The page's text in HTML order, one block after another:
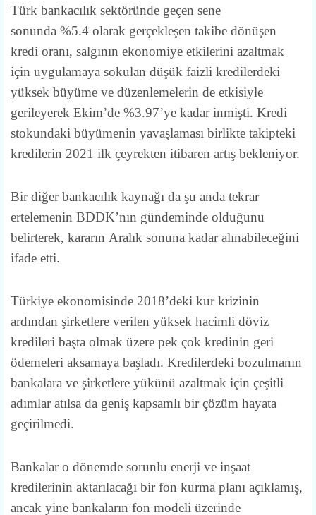
Türk bankacılık sektöründe geçen sene
sonunda %5.4 olarak gerçekleşen takibe dönüşen
kredi oranı, salgının ekonomiye etkilerini azaltmak
için uygulamaya sokulan düşük faizli kredilerdeki
yüksek büyüme ve düzenlemelerin de etkisiyle
gerileyerek Ekim’de %3.97’ye kadar inmişti. Kredi
stokundaki büyümenin yavaşlaması birlikte takipteki
kredilerin 2021 ilk çeyrekten itibaren artış bekleniyor.
Bir diğer bankacılık kaynağı da şu anda tekrar
ertelemenin BDDK’nın gündeminde olduğunu
belirterek, kararın Aralık sonuna kadar alınabileceğini
ifade etti.
Türkiye ekonomisinde 2018’deki kur krizinin
ardından şirketlere verilen yüksek hacimli döviz
kredileri başta olmak üzere pek çok kredinin geri
ödemeleri aksamaya başladı. Kredilerdeki bozulmanın
bankalara ve şirketlere yükünü azaltmak için çeşitli
adımlar atılsa da geniş kapsamlı bir çözüm hayata
geçirilmedi.
Bankalar o dönemde sorunlu enerji ve inşaat
kredilerinin aktarılacağı bir fon kurma planı açıklamış,
ancak yine bankaların fon modeli üzerinde